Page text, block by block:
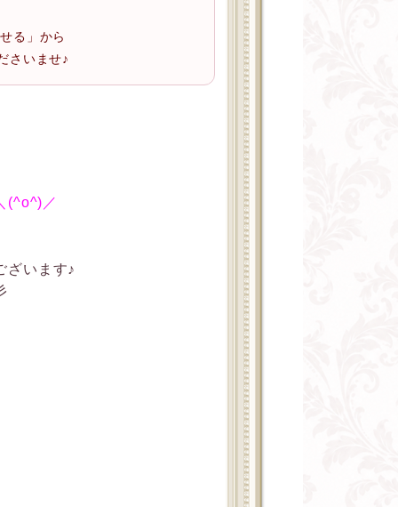
る」から
さいませ♪
(^o^)／
ざいます♪